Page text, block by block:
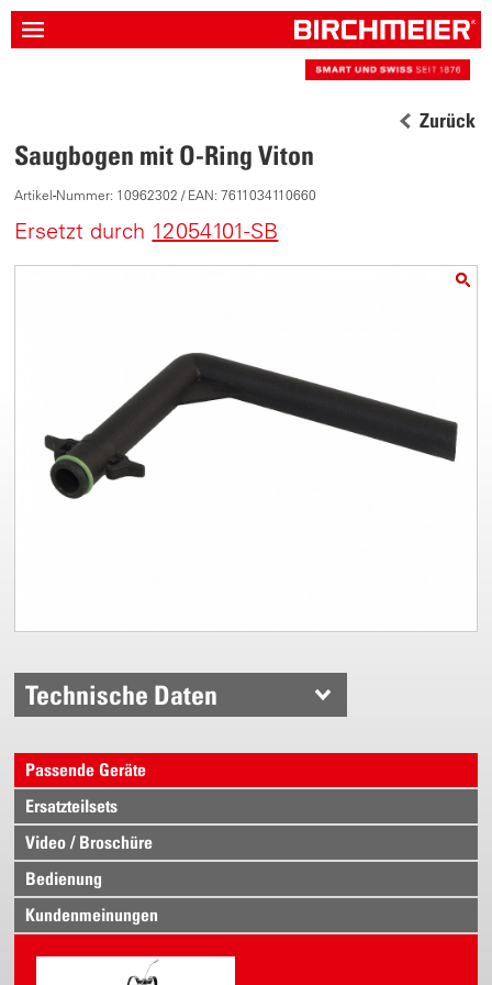
Zurück
Saugbogen mit O-Ring Viton
Artikel-Nummer: 10962302 / EAN: 7611034110660
Ersetzt durch 12054101-SB
Technische Daten
Passende Geräte
Ersatzteilsets
Video / Broschüre
Bedienung
Kundenmeinungen